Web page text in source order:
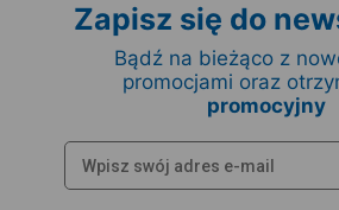
Zapisz się do
Bądź na bieżąco z
promocjami oraz
promocyjny